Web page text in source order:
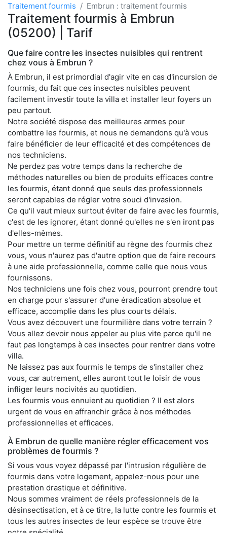
Traitement fourmis Embrun : traitement fourmis
Traitement fourmis à Embrun
(05200) | Tarif
Que faire contre les insectes nuisibles qui rentrent
chez vous à Embrun ?
À Embrun, il est primordial d'agir vite en cas d'incursion de
fourmis, du fait que ces insectes nuisibles peuvent
facilement investir toute la villa et installer leur foyers un
peu partout.
Notre société dispose des meilleures armes pour
combattre les fourmis, et nous ne demandons qu'à vous
faire bénéficier de leur efficacité et des compétences de
nos techniciens.
Ne perdez pas votre temps dans la recherche de
méthodes naturelles ou bien de produits efficaces contre
les fourmis, étant donné que seuls des professionnels
seront capables de régler votre souci d'invasion.
Ce qu'il vaut mieux surtout éviter de faire avec les fourmis,
c'est de les ignorer, étant donné qu'elles ne s'en iront pas
d'elles-mêmes.
Pour mettre un terme définitif au règne des fourmis chez
vous, vous n'aurez pas d'autre option que de faire recours
à une aide professionnelle, comme celle que nous vous
fournissons.
Nos techniciens une fois chez vous, pourront prendre tout
en charge pour s'assurer d'une éradication absolue et
efficace, accomplie dans les plus courts délais.
Vous avez découvert une fourmilière dans votre terrain ?
Vous allez devoir nous appeler au plus vite parce qu'il ne
faut pas longtemps à ces insectes pour rentrer dans votre
villa.
Ne laissez pas aux fourmis le temps de s'installer chez
vous, car autrement, elles auront tout le loisir de vous
infliger leurs nocivités au quotidien.
Les fourmis vous ennuient au quotidien ? Il est alors
urgent de vous en affranchir grâce à nos méthodes
professionnelles et efficaces.
À Embrun de quelle manière régler efficacement vos
problèmes de fourmis ?
Si vous vous voyez dépassé par l'intrusion régulière de
fourmis dans votre logement, appelez-nous pour une
prestation drastique et définitive.
Nous sommes vraiment de réels professionnels de la
désinsectisation, et à ce titre, la lutte contre les fourmis et
tous les autres insectes de leur espèce se trouve être